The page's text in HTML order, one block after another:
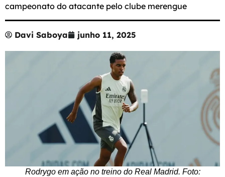
campeonato do atacante pelo clube merengue
Davi Saboya junho 11, 2025
Rodrygo em ação no treino do Real Madrid. Foto: